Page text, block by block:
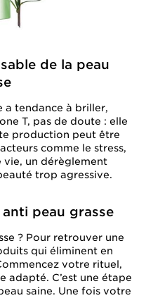
de la peau
a tendance à briller,
T, pas de doute : elle
production peut être
comme le stress,
vie, un dérèglement
trop agressive.
peau grasse
? Pour retrouver une
qui éliminent en
votre rituel,
adapté. C’est une étape
saine. Une fois votre